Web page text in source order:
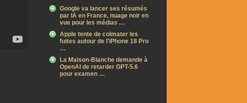
Google va lancer ses résumés
par IA en France, nuage noir en
vue pour les médias …
Apple tente de colmater les
fuites autour de l’iPhone 18 Pro
…
La Maison-Blanche demande à
OpenAI de retarder GPT-5.6
pour examen …